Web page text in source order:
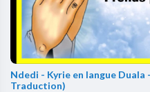
Ndedi - Kyrie en langue
Traduction)